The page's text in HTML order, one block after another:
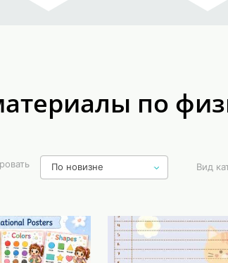
по
По новизне Вид